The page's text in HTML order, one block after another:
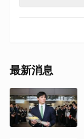
最新消息